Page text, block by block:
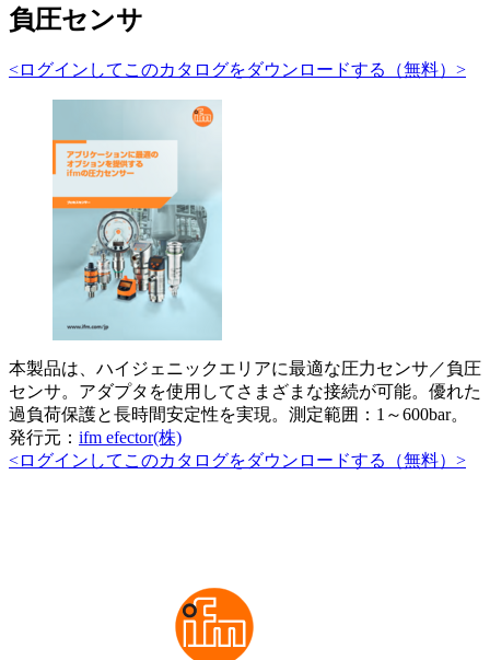
負圧センサ
<ログインしてこのカタログをダウンロードする（無料）>
本製品は、ハイジェニックエリアに最適な圧力センサ／負圧
センサ。アダプタを使用してさまざまな接続が可能。優れた
過負荷保護と長時間安定性を実現。測定範囲：1～600bar。
発行元： ifm efector(株)
<ログインしてこのカタログをダウンロードする（無料）>